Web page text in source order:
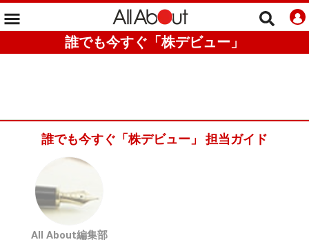
誰でも今すぐ「株デビュー」
誰でも今すぐ「株デビュー」 担当ガイド
All About編集部